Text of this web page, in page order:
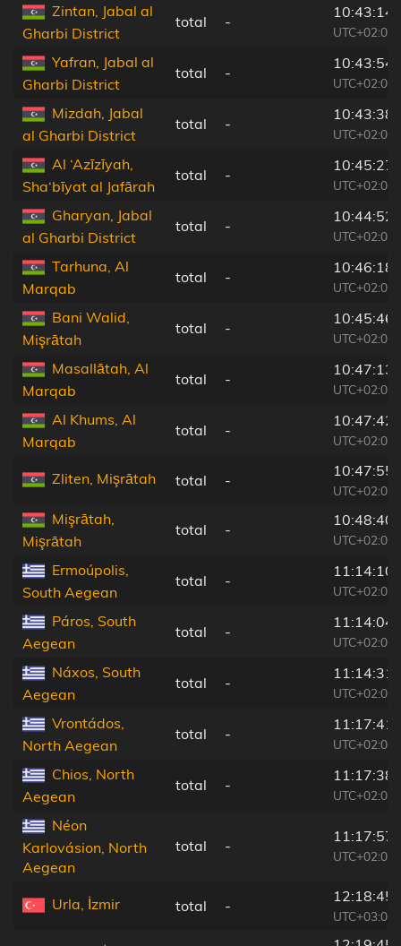
Zintan, Jabal al
Gharbi District
total -
10:43:14
UTC+02:00
Yafran, Jabal al
Gharbi District
total -
10:43:54
UTC+02:00
Mizdah, Jabal
al Gharbi District
total -
10:43:38
UTC+02:00
Al ‘Azīzīyah,
Sha‘bīyat al Jafārah
total -
10:45:27
UTC+02:00
Gharyan, Jabal
al Gharbi District
total -
10:44:52
UTC+02:00
Tarhuna, Al
Marqab
total -
10:46:18
UTC+02:00
Bani Walid,
Mişrātah
total -
10:45:46
UTC+02:00
Masallātah, Al
Marqab
total -
10:47:13
UTC+02:00
Al Khums, Al
Marqab
total -
10:47:42
UTC+02:00
Zliten, Mişrātah total -
10:47:55
UTC+02:00
Mişrātah,
Mişrātah
total -
10:48:40
UTC+02:00
Ermoúpolis,
South Aegean
total -
11:14:10
UTC+02:00
Páros, South
Aegean
total -
11:14:04
UTC+02:00
Náxos, South
Aegean
total -
11:14:31
UTC+02:00
Vrontádos,
North Aegean
total -
11:17:41
UTC+02:00
Chios, North
Aegean
total -
11:17:38
UTC+02:00
Néon
Karlovásion, North
Aegean
total -
11:17:57
UTC+02:00
Urla, İzmir total -
12:18:45
UTC+03:00